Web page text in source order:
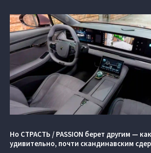
Но СТРАСТЬ / PASSION берет другим —
удивительно, почти скандинавским